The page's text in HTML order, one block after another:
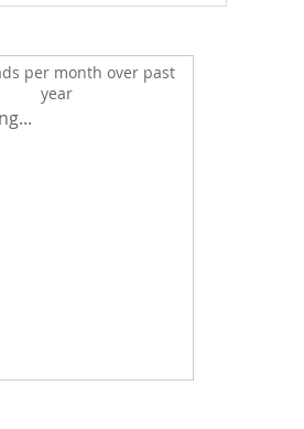
per month over past
year